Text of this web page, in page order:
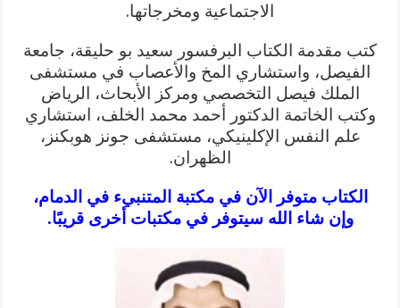
الاجتماعية ومخرجاتها.
كتب مقدمة الكتاب البرفسور سعيد بو حليقة، جامعة
الفيصل، واستشاري المخ والأعصاب في مستشفى
الملك فيصل التخصصي ومركز الأبحاث، الرياض
وكتب الخاتمة الدكتور أحمد محمد الخلف، استشاري
علم النفس الإكلينيكي، مستشفى جونز هوبكنز،
الظهران.
الكتاب متوفر الآن في مكتبة المتنبيء في الدمام،
وإن شاء الله سيتوفر في مكتبات أخرى قريبًا.